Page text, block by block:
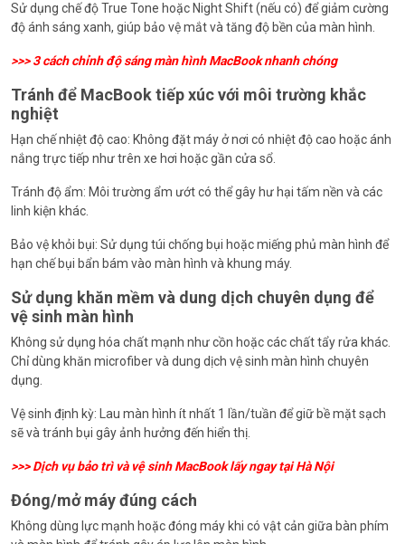
Sử dụng chế độ True Tone hoặc Night Shift (nếu có) để giảm cường
độ ánh sáng xanh, giúp bảo vệ mắt và tăng độ bền của màn hình.
>>>3 cách chỉnh độ sáng màn hình MacBook nhanh chóng
Tránh để MacBook tiếp xúc với môi trường khắc
nghiệt
Hạn chế nhiệt độ cao: Không đặt máy ở nơi có nhiệt độ cao hoặc ánh
nắng trực tiếp như trên xe hơi hoặc gần cửa sổ.
Tránh độ ẩm: Môi trường ẩm ướt có thể gây hư hại tấm nền và các
linh kiện khác.
Bảo vệ khỏi bụi: Sử dụng túi chống bụi hoặc miếng phủ màn hình để
hạn chế bụi bẩn bám vào màn hình và khung máy.
Sử dụng khăn mềm và dung dịch chuyên dụng để
vệ sinh màn hình
Không sử dụng hóa chất mạnh như cồn hoặc các chất tẩy rửa khác.
Chỉ dùng khăn microfiber và dung dịch vệ sinh màn hình chuyên
dụng.
Vệ sinh định kỳ: Lau màn hình ít nhất 1 lần/tuần để giữ bề mặt sạch
sẽ và tránh bụi gây ảnh hưởng đến hiển thị.
>>>Dịch vụ bảo trì và vệ sinh MacBook lấy ngay tại Hà Nội
Đóng/mở máy đúng cách
Không dùng lực mạnh hoặc đóng máy khi có vật cản giữa bàn phím